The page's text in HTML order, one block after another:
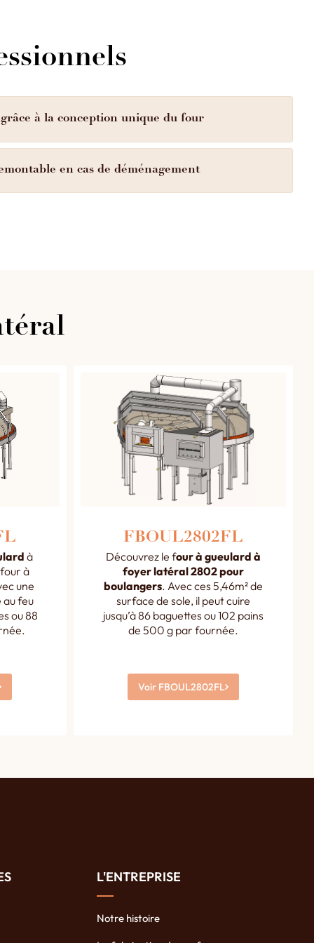
à la conception unique du four
en cas de déménagement
à
à
une
au feu
ou 88
FBOUL2802FL
Découvrez le four à gueulard à
foyer latéral 2802 pour
boulangers. Avec ces 5,46m² de
surface de sole, il peut cuire
jusqu’à 86 baguettes ou 102 pains
de 500 g par fournée.
Voir FBOUL2802FL
L'ENTREPRISE
Notre histoire